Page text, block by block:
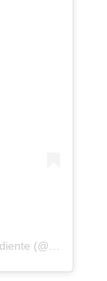
A post shared by Tibanica Prensa Independiente (@prensatibanica)